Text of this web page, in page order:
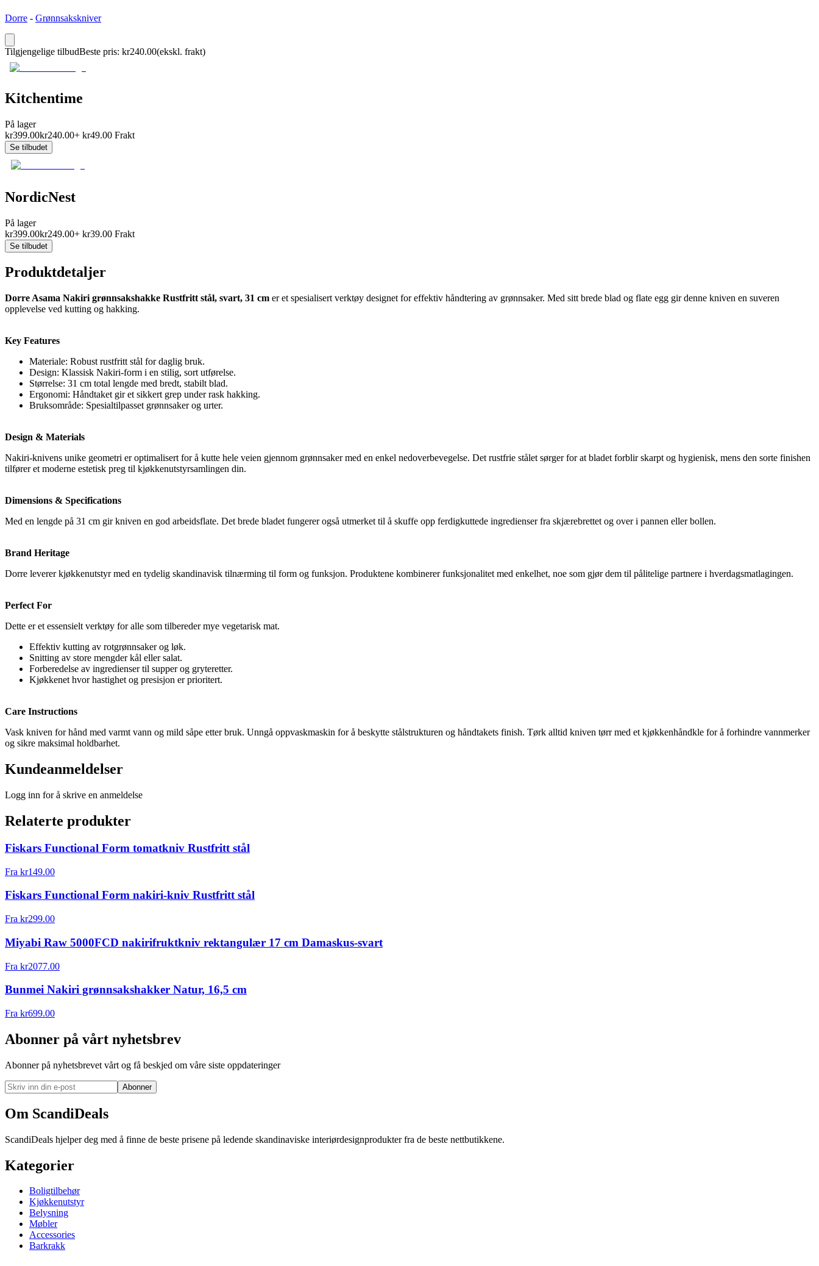
Dorre - Grønnsakskniver
Tilgjengelige tilbudBeste pris: kr240.00(ekskl. frakt)
Kitchentime
På lager
kr399.00kr240.00+ kr49.00 Frakt
Se tilbudet
NordicNest
På lager
kr399.00kr249.00+ kr39.00 Frakt
Se tilbudet
Produktdetaljer
Dorre Asama Nakiri grønnsakshakke Rustfritt stål, svart, 31 cm er et spesialisert verktøy designet for effektiv håndtering av grønnsaker. Med sitt brede blad og flate egg gir denne kniven en suveren
opplevelse ved kutting og hakking.
Key Features
Materiale: Robust rustfritt stål for daglig bruk.
Design: Klassisk Nakiri-form i en stilig, sort utførelse.
Størrelse: 31 cm total lengde med bredt, stabilt blad.
Ergonomi: Håndtaket gir et sikkert grep under rask hakking.
Bruksområde: Spesialtilpasset grønnsaker og urter.
Design & Materials
Nakiri-knivens unike geometri er optimalisert for å kutte hele veien gjennom grønnsaker med en enkel nedoverbevegelse. Det rustfrie stålet sørger for at bladet forblir skarpt og hygienisk, mens den sorte finishen
tilfører et moderne estetisk preg til kjøkkenutstyrsamlingen din.
Dimensions & Specifications
Med en lengde på 31 cm gir kniven en god arbeidsflate. Det brede bladet fungerer også utmerket til å skuffe opp ferdigkuttede ingredienser fra skjærebrettet og over i pannen eller bollen.
Brand Heritage
Dorre leverer kjøkkenutstyr med en tydelig skandinavisk tilnærming til form og funksjon. Produktene kombinerer funksjonalitet med enkelhet, noe som gjør dem til pålitelige partnere i hverdagsmatlagingen.
Perfect For
Dette er et essensielt verktøy for alle som tilbereder mye vegetarisk mat.
Effektiv kutting av rotgrønnsaker og løk.
Snitting av store mengder kål eller salat.
Forberedelse av ingredienser til supper og gryteretter.
Kjøkkenet hvor hastighet og presisjon er prioritert.
Care Instructions
Vask kniven for hånd med varmt vann og mild såpe etter bruk. Unngå oppvaskmaskin for å beskytte stålstrukturen og håndtakets finish. Tørk alltid kniven tørr med et kjøkkenhåndkle for å forhindre vannmerker
og sikre maksimal holdbarhet.
Kundeanmeldelser
Logg inn for å skrive en anmeldelse
Relaterte produkter
Fiskars Functional Form tomatkniv Rustfritt stål
Fra kr149.00
Fiskars Functional Form nakiri-kniv Rustfritt stål
Fra kr299.00
Miyabi Raw 5000FCD nakirifruktkniv rektangulær 17 cm Damaskus-svart
Fra kr2077.00
Bunmei Nakiri grønnsakshakker Natur, 16,5 cm
Fra kr699.00
Abonner på vårt nyhetsbrev
Abonner på nyhetsbrevet vårt og få beskjed om våre siste oppdateringer
Abonner
Om ScandiDeals
ScandiDeals hjelper deg med å finne de beste prisene på ledende skandinaviske interiørdesignprodukter fra de beste nettbutikkene.
Kategorier
Boligtilbehør
Kjøkkenutstyr
Belysning
Møbler
Accessories
Barkrakk